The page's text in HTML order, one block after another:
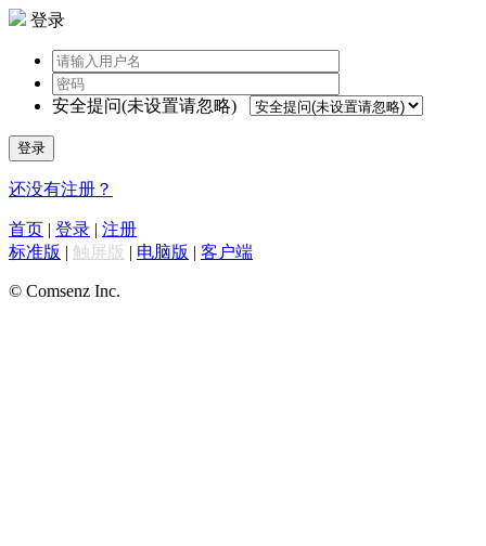
登录
安全提问(未设置请忽略)
登录
还没有注册？
首页 | 登录 | 注册
标准版 | 触屏版 | 电脑版 | 客户端
© Comsenz Inc.